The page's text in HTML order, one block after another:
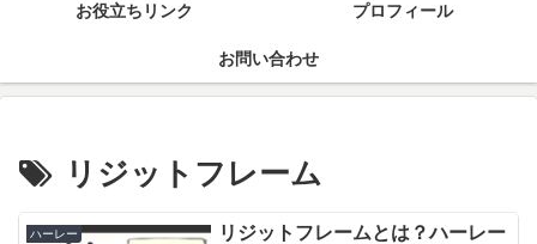
お役立ちリンク プロフィール
お問い合わせ
リジットフレーム
ハーレー
リジットフレームとは？ハーレー